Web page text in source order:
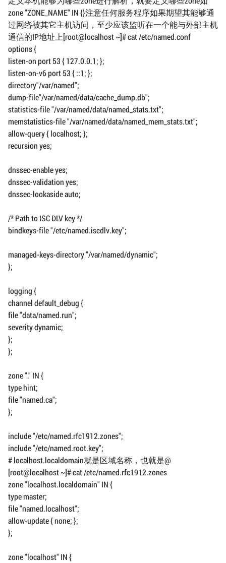
zone "ZONE_NAME" IN {}注意任何服务程序如果期望其能够通
过网络被其它主机访问，至少应该监听在一个能与外部主机
通信的IP地址上[root@localhost ~]# cat /etc/named.conf
options {
listen-on port 53 { 127.0.0.1; };
listen-on-v6 port 53 { ::1; };
directory"/var/named";
dump-file"/var/named/data/cache_dump.db";
statistics-file "/var/named/data/named_stats.txt";
memstatistics-file "/var/named/data/named_mem_stats.txt";
allow-query { localhost; };
recursion yes;
dnssec-enable yes;
dnssec-validation yes;
dnssec-lookaside auto;
/* Path to ISC DLV key */
bindkeys-file "/etc/named.iscdlv.key";
managed-keys-directory "/var/named/dynamic";
};
logging {
channel default_debug {
file "data/named.run";
severity dynamic;
};
};
zone "." IN {
type hint;
file "named.ca";
};
include "/etc/named.rfc1912.zones";
include "/etc/named.root.key";
# localhost.localdomain就是区域名称，也就是@
[root@localhost ~]# cat /etc/named.rfc1912.zones
zone "localhost.localdomain" IN {
type master;
file "named.localhost";
allow-update { none; };
};
zone "localhost" IN {